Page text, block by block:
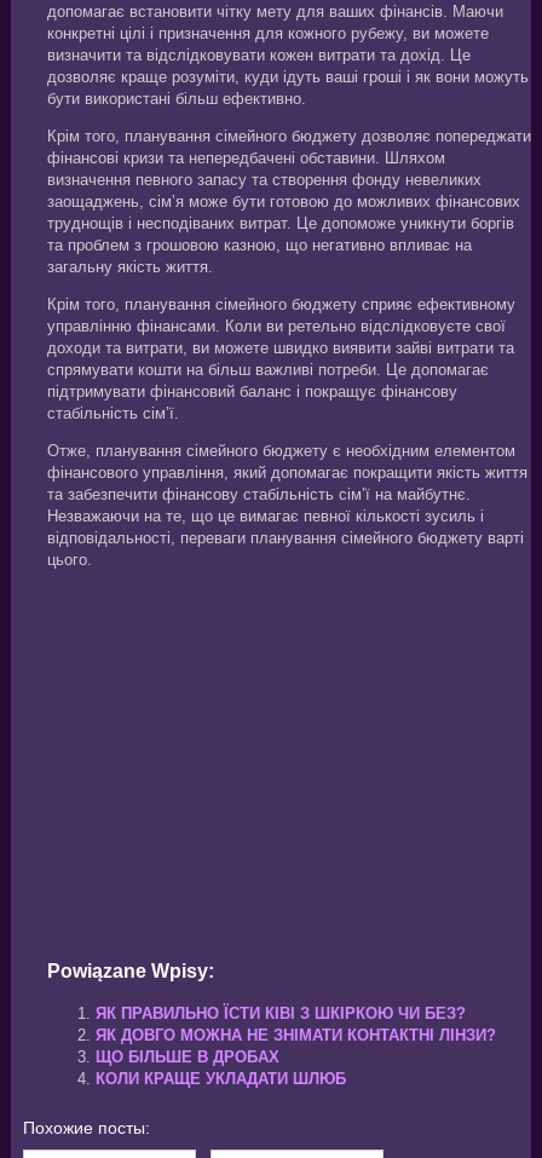
допомагає встановити чітку мету для ваших фінансів. Маючи
конкретні цілі і призначення для кожного рубежу, ви можете
визначити та відслідковувати кожен витрати та дохід. Це
дозволяє краще розуміти, куди ідуть ваші гроші і як вони можуть
бути використані більш ефективно.
Крім того, планування сімейного бюджету дозволяє попереджати
фінансові кризи та непередбачені обставини. Шляхом
визначення певного запасу та створення фонду невеликих
заощаджень, сім’я може бути готовою до можливих фінансових
труднощів і несподіваних витрат. Це допоможе уникнути боргів
та проблем з грошовою казною, що негативно впливає на
загальну якість життя.
Крім того, планування сімейного бюджету сприяє ефективному
управлінню фінансами. Коли ви ретельно відслідковуєте свої
доходи та витрати, ви можете швидко виявити зайві витрати та
спрямувати кошти на більш важливі потреби. Це допомагає
підтримувати фінансовий баланс і покращує фінансову
стабільність сім’ї.
Отже, планування сімейного бюджету є необхідним елементом
фінансового управління, який допомагає покращити якість життя
та забезпечити фінансову стабільність сім’ї на майбутнє.
Незважаючи на те, що це вимагає певної кількості зусиль і
відповідальності, переваги планування сімейного бюджету варті
цього.
Powiązane Wpisy:
ЯК ПРАВИЛЬНО ЇСТИ КІВІ З ШКІРКОЮ ЧИ БЕЗ?
ЯК ДОВГО МОЖНА НЕ ЗНІМАТИ КОНТАКТНІ ЛІНЗИ?
ЩО БІЛЬШЕ В ДРОБАХ
КОЛИ КРАЩЕ УКЛАДАТИ ШЛЮБ
Похожие посты: